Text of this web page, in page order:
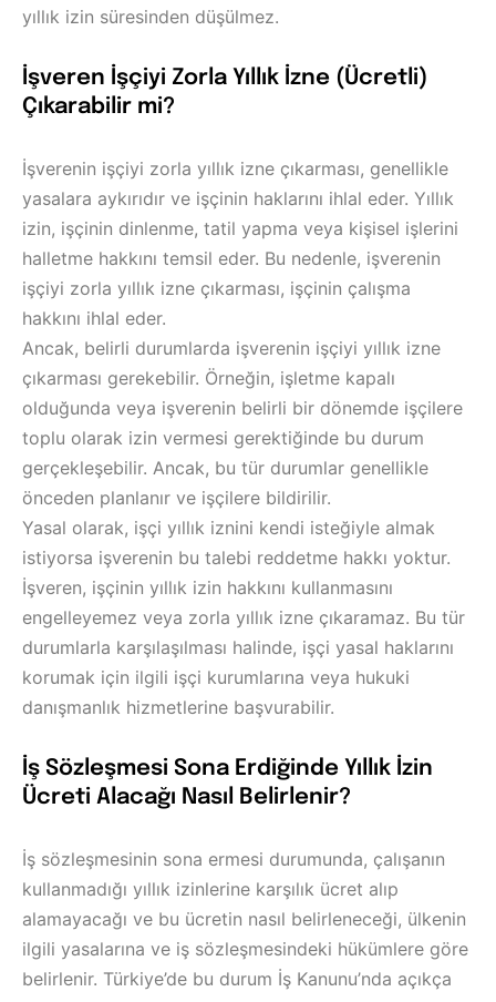
yıllık izin süresinden düşülmez.
İşveren İşçiyi Zorla Yıllık İzne (Ücretli)
Çıkarabilir mi?
İşverenin işçiyi zorla yıllık izne çıkarması, genellikle
yasalara aykırıdır ve işçinin haklarını ihlal eder. Yıllık
izin, işçinin dinlenme, tatil yapma veya kişisel işlerini
halletme hakkını temsil eder. Bu nedenle, işverenin
işçiyi zorla yıllık izne çıkarması, işçinin çalışma
hakkını ihlal eder.
Ancak, belirli durumlarda işverenin işçiyi yıllık izne
çıkarması gerekebilir. Örneğin, işletme kapalı
olduğunda veya işverenin belirli bir dönemde işçilere
toplu olarak izin vermesi gerektiğinde bu durum
gerçekleşebilir. Ancak, bu tür durumlar genellikle
önceden planlanır ve işçilere bildirilir.
Yasal olarak, işçi yıllık iznini kendi isteğiyle almak
istiyorsa işverenin bu talebi reddetme hakkı yoktur.
İşveren, işçinin yıllık izin hakkını kullanmasını
engelleyemez veya zorla yıllık izne çıkaramaz. Bu tür
durumlarla karşılaşılması halinde, işçi yasal haklarını
korumak için ilgili işçi kurumlarına veya hukuki
danışmanlık hizmetlerine başvurabilir.
İş Sözleşmesi Sona Erdiğinde Yıllık İzin
Ücreti Alacağı Nasıl Belirlenir?
İş sözleşmesinin sona ermesi durumunda, çalışanın
kullanmadığı yıllık izinlerine karşılık ücret alıp
alamayacağı ve bu ücretin nasıl belirleneceği, ülkenin
ilgili yasalarına ve iş sözleşmesindeki hükümlere göre
belirlenir. Türkiye’de bu durum İş Kanunu’nda açıkça